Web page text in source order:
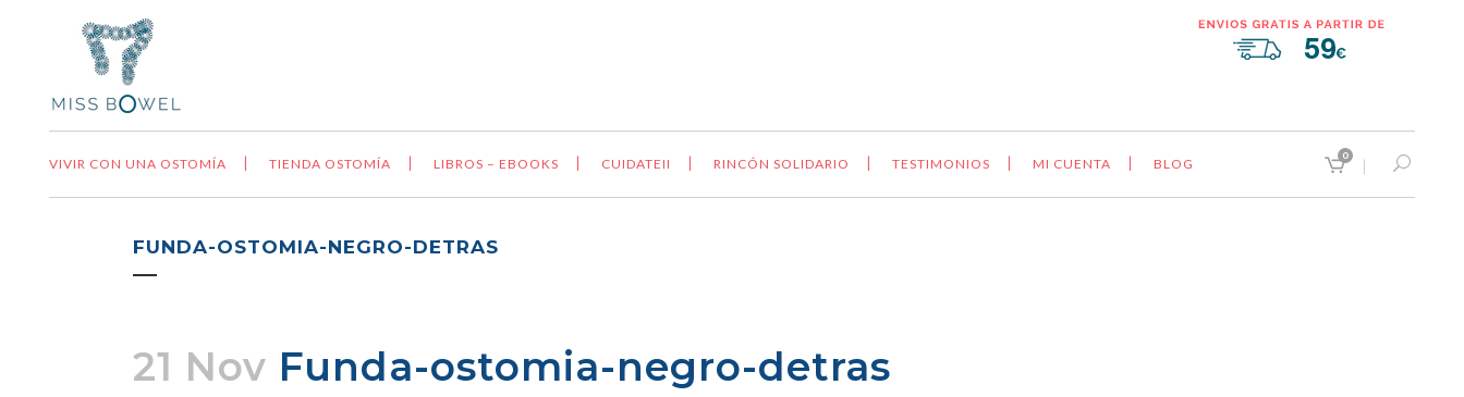
VIVIR CON UNA OSTOMÍA TIENDA OSTOMÍA LIBROS – EBOOKS CUIDATEII RINCÓN SOLIDARIO TESTIMONIOS MI CUENTA BLOG
0
FUNDA-OSTOMIA-NEGRO-DETRAS
21 Nov Funda-ostomia-negro-detras